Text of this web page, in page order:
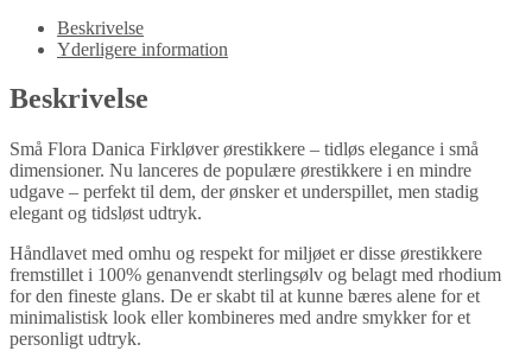
Beskrivelse
Yderligere information
Beskrivelse
Små Flora Danica Firkløver ørestikkere – tidløs elegance i små
dimensioner. Nu lanceres de populære ørestikkere i en mindre
udgave – perfekt til dem, der ønsker et underspillet, men stadig
elegant og tidsløst udtryk.
Håndlavet med omhu og respekt for miljøet er disse ørestikkere
fremstillet i 100% genanvendt sterlingsølv og belagt med rhodium
for den fineste glans. De er skabt til at kunne bæres alene for et
minimalistisk look eller kombineres med andre smykker for et
personligt udtryk.